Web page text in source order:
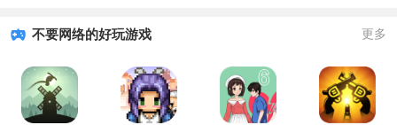
不要网络的好玩游戏 更多